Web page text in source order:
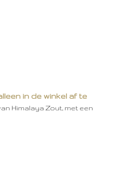
in de winkel af te
Himalaya Zout, met een